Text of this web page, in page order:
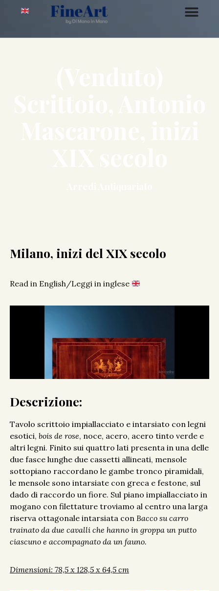
Milano, inizi del XIX secolo
Read in English/Leggi in inglese
Descrizione:
Tavolo scrittoio impiallacciato e intarsiato con legni
esotici, bois de rose, noce, acero, acero tinto verde e
altri legni. Finito sui quattro lati presenta in una delle
due fasce lunghe due cassetti allineati, mensole
sottopiano raccordano le gambe tronco piramidali,
le mensole sono intarsiate con greca e festone, sul
dado di raccordo un fiore. Sul piano impiallacciato in
mogano con filettature troviamo al centro una larga
riserva ottagonale intarsiata con Bacco su carro
trainato da due cavalli che hanno in groppa un putto
ciascuno e accompagnato da un fauno.
Dimensioni: 78,5 x 128,5 x 64,5 cm